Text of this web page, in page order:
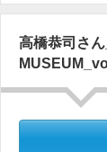
高橋恭司さ